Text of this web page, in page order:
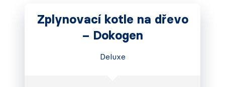
Zplynovací kotle na dřevo
– Dokogen
Deluxe